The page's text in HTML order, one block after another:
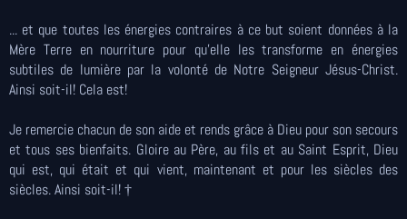
... et que toutes les énergies contraires à ce but soient données à la
Mère Terre en nourriture pour qu’elle les transforme en énergies
subtiles de lumière par la volonté de Notre Seigneur Jésus-Christ.
Ainsi soit-il! Cela est!
Je remercie chacun de son aide et rends grâce à Dieu pour son secours
et tous ses bienfaits. Gloire au Père, au fils et au Saint Esprit, Dieu
qui est, qui était et qui vient, maintenant et pour les siècles des
siècles. Ainsi soit-il! †